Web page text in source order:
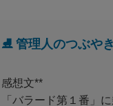
⛸️ 管理人のつぶやき
感想文**
「バラード第１番」